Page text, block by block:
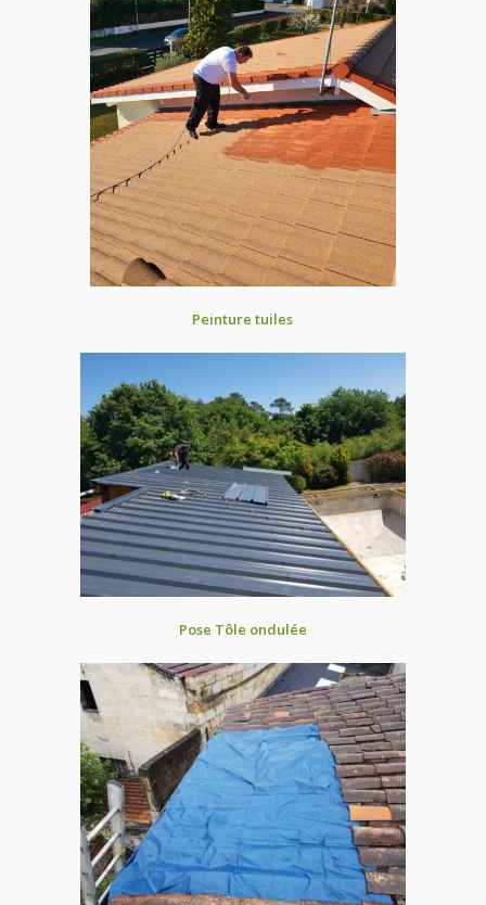
Peinture tuiles
Pose Tôle ondulée